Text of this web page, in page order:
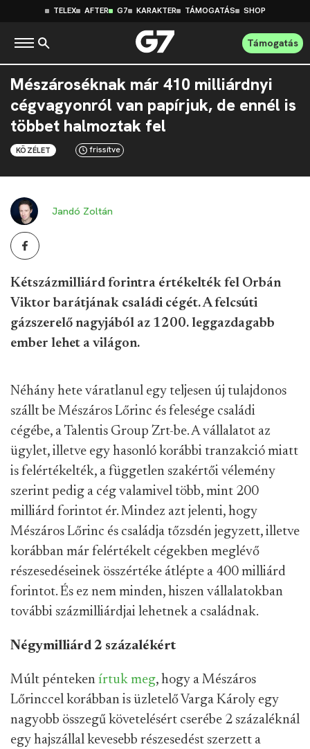
TELEX AFTER G7 KARAKTER TÁMOGATÁS SHOP
Támogatás
Mészároséknak már 410 milliárdnyi
cégvagyonról van papírjuk, de ennél is
többet halmoztak fel
KÖZÉLET frissítve
Jandó Zoltán
Kétszázmilliárd forintra értékelték fel Orbán
Viktor barátjának családi cégét. A felcsúti
gázszerelő nagyjából az 1200. leggazdagabb
ember lehet a világon.
Néhány hete váratlanul egy teljesen új tulajdonos
szállt be Mészáros Lőrinc és felesége családi
cégébe, a Talentis Group Zrt-be. A vállalatot az
ügylet, illetve egy hasonló korábbi tranzakció miatt
is felértékelték, a független szakértői vélemény
szerint pedig a cég valamivel több, mint 200
milliárd forintot ér. Mindez azt jelenti, hogy
Mészáros Lőrinc és családja tőzsdén jegyzett, illetve
korábban már felértékelt cégekben meglévő
részesedéseinek összértéke átlépte a 400 milliárd
forintot. És ez nem minden, hiszen vállalatokban
további százmilliárdjai lehetnek a családnak.
Négymilliárd 2 százalékért
Múlt pénteken írtuk meg, hogy a Mészáros
Lőrinccel korábban is üzletelő Varga Károly egy
nagyobb összegű követelésért cserébe 2 százaléknál
egy hajszállal kevesebb részesedést szerzett a